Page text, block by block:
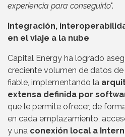
experiencia para conseguirlo".
Integración,
en el viaje a la nube
Capital Energy ha logrado
creciente volumen de datos
fiable, implementando la
extensa definida por
que le permite ofrecer, de
en cada emplazamiento,
y una conexión local a